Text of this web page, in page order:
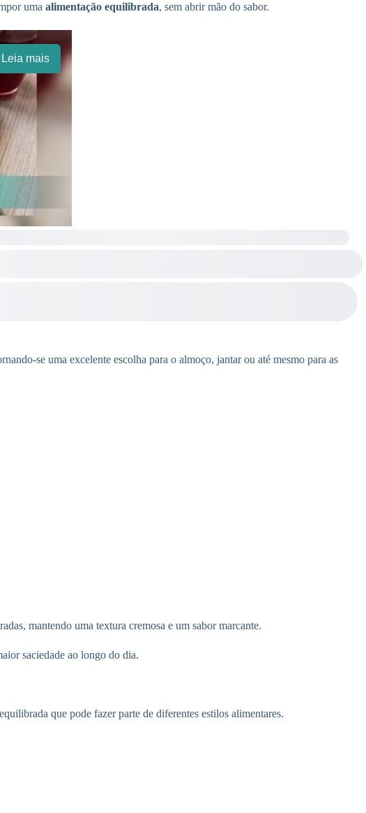
uma alimentação equilibrada, sem abrir mão do sabor.
Leia mais
se uma excelente escolha para o almoço, jantar ou até mesmo para as
mantendo uma textura cremosa e um sabor marcante.
saciedade ao longo do dia.
que pode fazer parte de diferentes estilos alimentares.